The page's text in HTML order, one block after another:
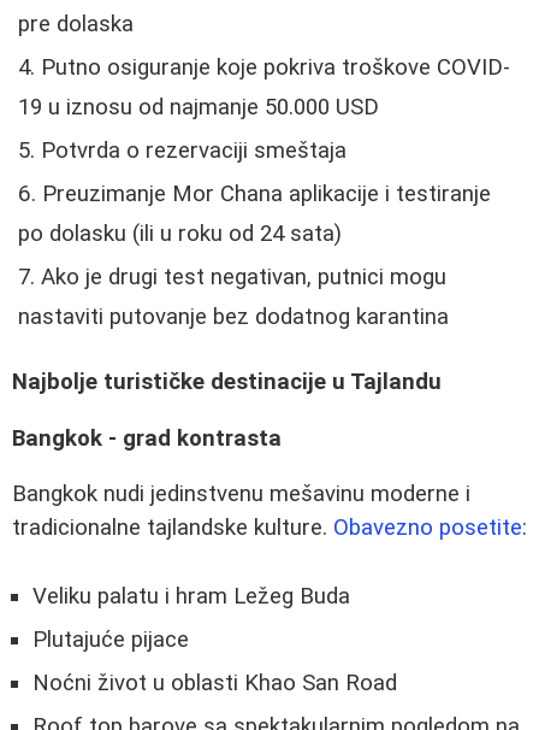
pre dolaska
Putno osiguranje koje pokriva troškove COVID-
19 u iznosu od najmanje 50.000 USD
Potvrda o rezervaciji smeštaja
Preuzimanje Mor Chana aplikacije i testiranje
po dolasku (ili u roku od 24 sata)
Ako je drugi test negativan, putnici mogu
nastaviti putovanje bez dodatnog karantina
Najbolje turističke destinacije u Tajlandu
Bangkok - grad kontrasta
Bangkok nudi jedinstvenu mešavinu moderne i
tradicionalne tajlandske kulture. Obavezno posetite:
Veliku palatu i hram Ležeg Buda
Plutajuće pijace
Noćni život u oblasti Khao San Road